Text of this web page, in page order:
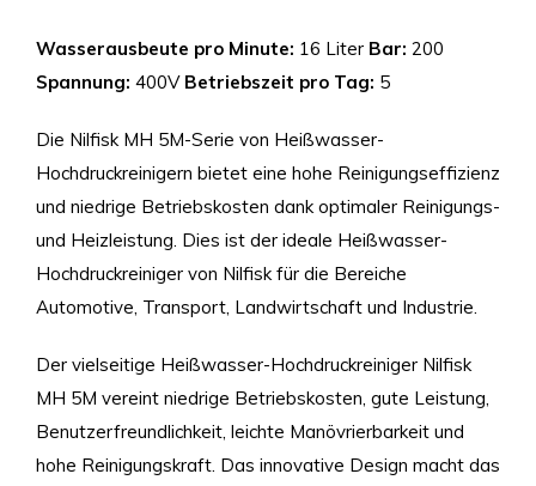
Wasserausbeute pro Minute: 16 Liter Bar: 200
Spannung: 400V Betriebszeit pro Tag: 5
Die Nilfisk MH 5M-Serie von Heißwasser-
Hochdruckreinigern bietet eine hohe Reinigungseffizienz
und niedrige Betriebskosten dank optimaler Reinigungs-
und Heizleistung. Dies ist der ideale Heißwasser-
Hochdruckreiniger von Nilfisk für die Bereiche
Automotive, Transport, Landwirtschaft und Industrie.
Der vielseitige Heißwasser-Hochdruckreiniger Nilfisk
MH 5M vereint niedrige Betriebskosten, gute Leistung,
Benutzerfreundlichkeit, leichte Manövrierbarkeit und
hohe Reinigungskraft. Das innovative Design macht das